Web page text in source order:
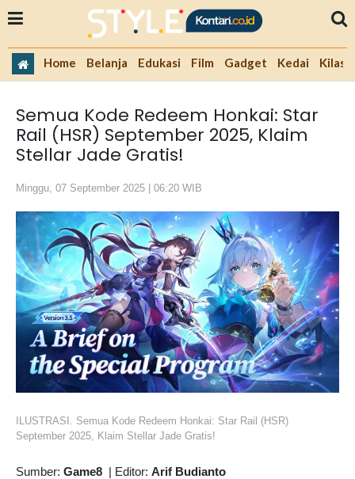
Home Belanja Edukasi Film Gadget Kedai Kilas
Semua Kode Redeem Honkai: Star
Rail (HSR) September 2025, Klaim
Stellar Jade Gratis!
Minggu, 07 September 2025 | 06:20 WIB
ILUSTRASI. Semua Kode Redeem Honkai: Star Rail (HSR)
September 2025, Klaim Stellar Jade Gratis!
Sumber: Game8 | Editor: Arif Budianto